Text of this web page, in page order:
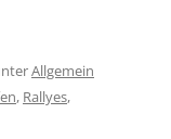
Allgemein
, Rallyes,